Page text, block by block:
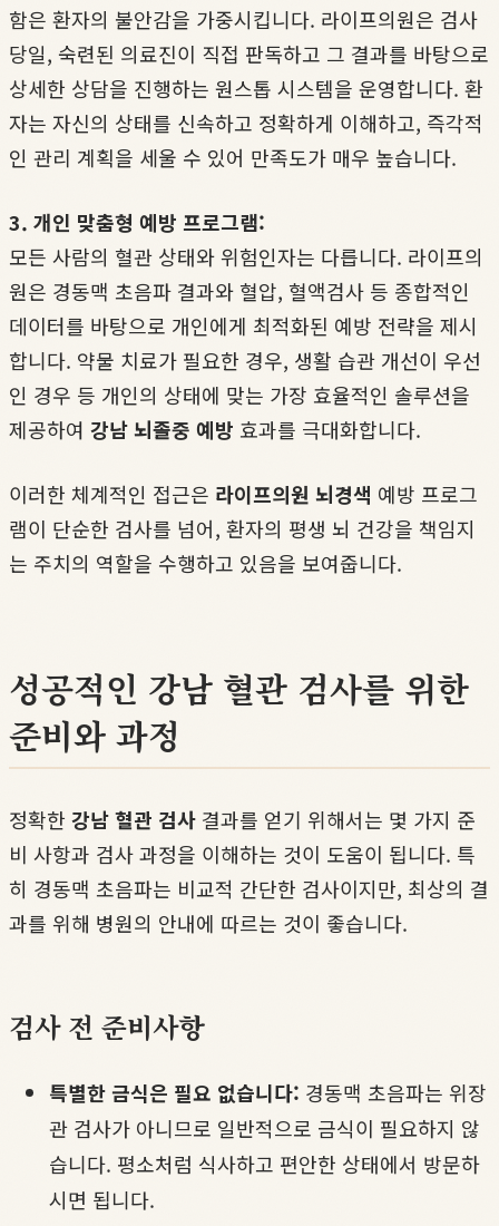
함은 환자의 불안감을 가중시킵니다. 라이프의원은 검사
당일, 숙련된 의료진이 직접 판독하고 그 결과를 바탕으로
상세한 상담을 진행하는 원스톱 시스템을 운영합니다. 환
자는 자신의 상태를 신속하고 정확하게 이해하고, 즉각적
인 관리 계획을 세울 수 있어 만족도가 매우 높습니다.
3. 개인 맞춤형 예방 프로그램:
모든 사람의 혈관 상태와 위험인자는 다릅니다. 라이프의
원은 경동맥 초음파 결과와 혈압, 혈액검사 등 종합적인
데이터를 바탕으로 개인에게 최적화된 예방 전략을 제시
합니다. 약물 치료가 필요한 경우, 생활 습관 개선이 우선
인 경우 등 개인의 상태에 맞는 가장 효율적인 솔루션을
제공하여 강남 뇌졸중 예방 효과를 극대화합니다.
이러한 체계적인 접근은 라이프의원 뇌경색 예방 프로그
램이 단순한 검사를 넘어, 환자의 평생 뇌 건강을 책임지
는 주치의 역할을 수행하고 있음을 보여줍니다.
성공적인 강남 혈관 검사를 위한
준비와 과정
정확한 강남 혈관 검사 결과를 얻기 위해서는 몇 가지 준
비 사항과 검사 과정을 이해하는 것이 도움이 됩니다. 특
히 경동맥 초음파는 비교적 간단한 검사이지만, 최상의 결
과를 위해 병원의 안내에 따르는 것이 좋습니다.
검사 전 준비사항
특별한 금식은 필요 없습니다: 경동맥 초음파는 위장
관 검사가 아니므로 일반적으로 금식이 필요하지 않
습니다. 평소처럼 식사하고 편안한 상태에서 방문하
시면 됩니다.